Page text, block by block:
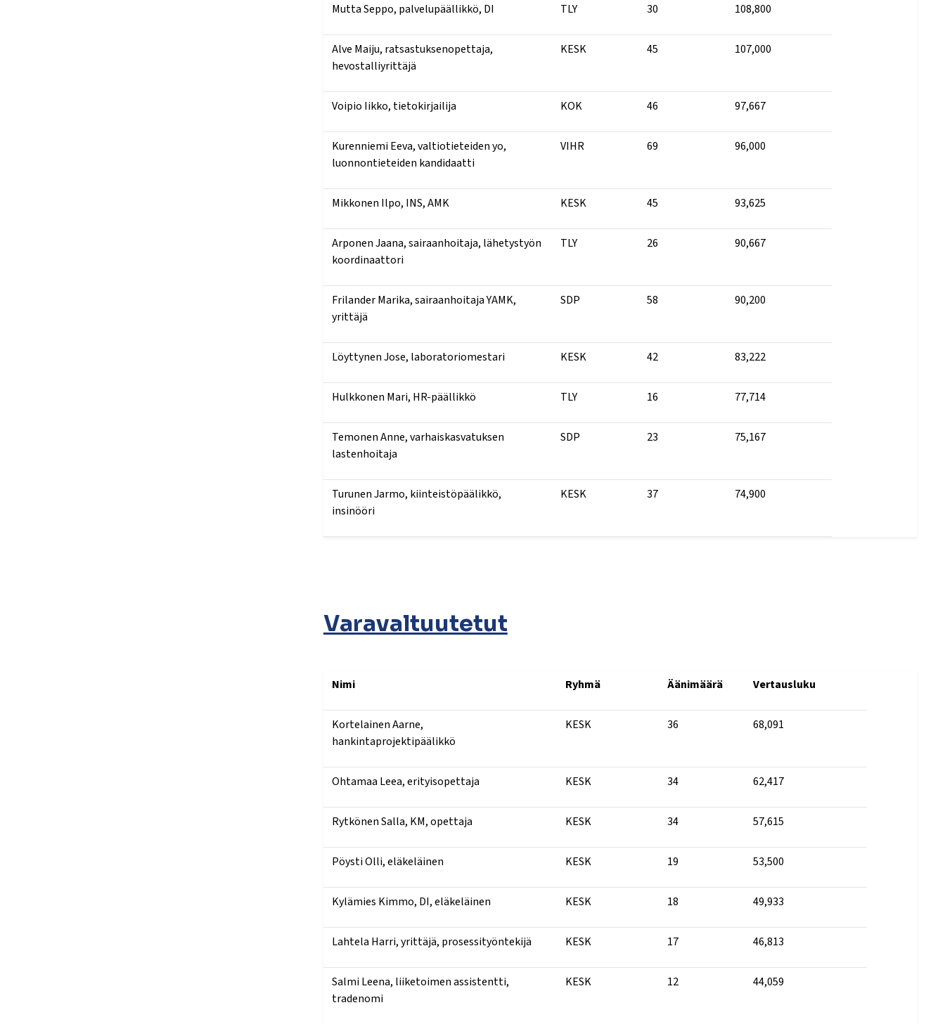
Mutta Seppo, palvelupäällikkö, DI TLY 30 108,800
Alve Maiju, ratsastuksenopettaja,
hevostalliyrittäjä
KESK 45 107,000
Voipio Iikko, tietokirjailija KOK 46 97,667
Kurenniemi Eeva, valtiotieteiden yo,
luonnontieteiden kandidaatti
VIHR 69 96,000
Mikkonen Ilpo, INS, AMK KESK 45 93,625
Arponen Jaana, sairaanhoitaja, lähetystyön
koordinaattori
TLY 26 90,667
Frilander Marika, sairaanhoitaja YAMK,
yrittäjä
SDP 58 90,200
Löyttynen Jose, laboratoriomestari KESK 42 83,222
Hulkkonen Mari, HR-päällikkö TLY 16 77,714
Temonen Anne, varhaiskasvatuksen
lastenhoitaja
SDP 23 75,167
Turunen Jarmo, kiinteistöpäälikkö,
insinööri
KESK 37 74,900
Varavaltuutetut
Nimi Ryhmä Äänimäärä Vertausluku
Kortelainen Aarne,
hankintaprojektipäälikkö
KESK 36 68,091
Ohtamaa Leea, erityisopettaja KESK 34 62,417
Rytkönen Salla, KM, opettaja KESK 34 57,615
Pöysti Olli, eläkeläinen KESK 19 53,500
Kylämies Kimmo, DI, eläkeläinen KESK 18 49,933
Lahtela Harri, yrittäjä, prosessityöntekijä KESK 17 46,813
Salmi Leena, liiketoimen assistentti,
tradenomi
KESK 12 44,059